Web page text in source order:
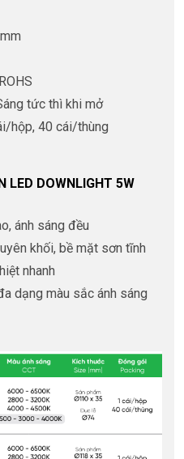
tức thì khi mở
hộp, 40 cái/thùng
LED DOWNLIGHT 5W
ánh sáng đều
khối, bề mặt sơn tĩnh
nhanh
dạng màu sắc ánh sáng